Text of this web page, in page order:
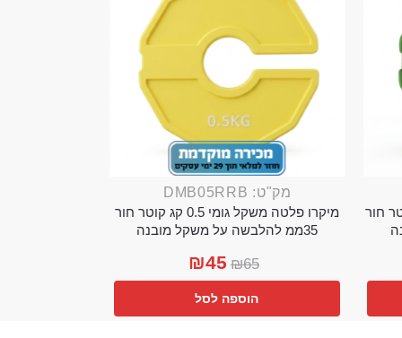
0.25 קג קוטר חור
מק"ט: DMB05RRB
מיקרו פלטה משקל גומי 0.5 קג קוטר חור
35ממ להלבשה על משקל מובנה
₪65
₪45
הוספה לסל